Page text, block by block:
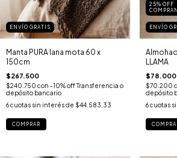
ENVÍO GRATIS
Manta PURA lana mota 60 x
150cm
$267.500
$240.750 con -10% off Transferencia o
depósito bancario
6cuotas sin interés de $44.583,33
COMPRAR
25% OFF
ENVÍO
LLAMA
$78.000
$70.200
depósito
6 cuotas